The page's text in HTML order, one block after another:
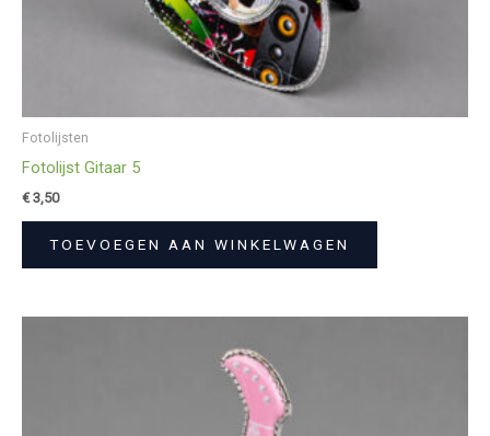
Fotolijsten
Fotolijst Gitaar 5
€3,50
TOEVOEGEN AAN WINKELWAGEN